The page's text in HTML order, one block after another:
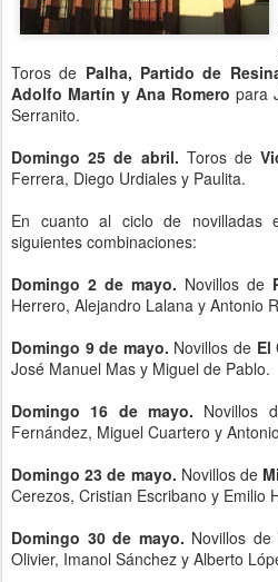
Toros de Palha, Partido de
Adolfo Martín y Ana Romero para
Serranito.
Domingo 25 de abril. Toros de
Ferrera, Diego Urdiales y Paulita.
En cuanto al ciclo de novilladas
siguientes combinaciones:
Domingo 2 de mayo. Novillos de
Herrero, Alejandro Lalana y Antonio
Domingo 9 de mayo. Novillos de El
José Manuel Mas y Miguel de Pablo.
Domingo 16 de mayo. Novillos
Fernández, Miguel Cuartero y
Domingo 23 de mayo. Novillos de
Cerezos, Cristian Escribano y Emilio
Domingo 30 de mayo. Novillos de
Olivier, Imanol Sánchez y Alberto